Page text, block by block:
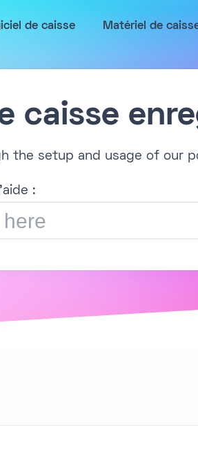
de caisse Matériel de
caisse
the setup and usage of our
: